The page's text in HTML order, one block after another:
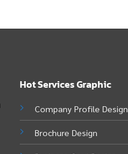
Hot Services Graphic
Company Profile Design
Brochure Design